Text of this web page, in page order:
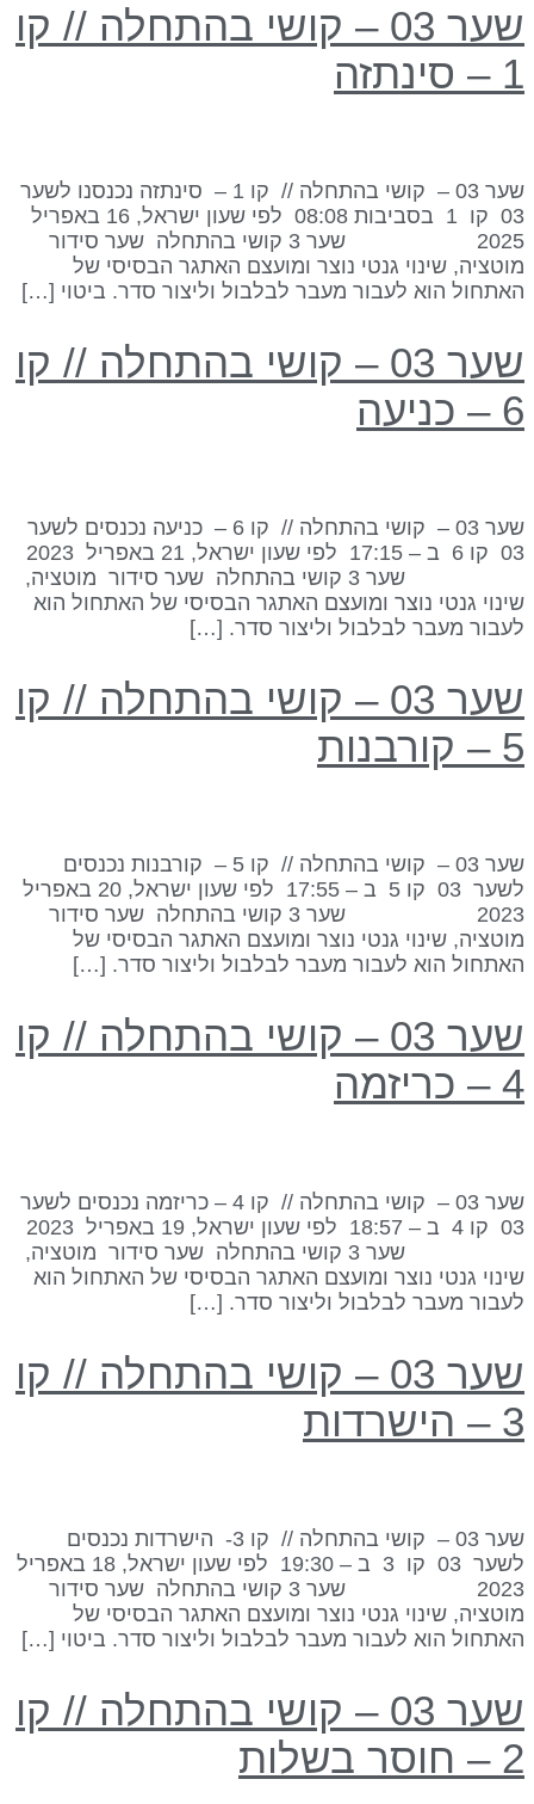
שער 03 – קושי בהתחלה // קו
שער 03 – קושי בהתחלה // קו 1 – סינתזה נכנסנו לשער
03 קו 1 בסביבות 08:08 לפי שעון ישראל, 16 באפריל
2025 שער 3 קושי בהתחלה שער סידור
שינוי גנטי נוצר ומועצם האתגר הבסיסי של
הוא לעבור מעבר לבלבול וליצור סדר. ביטוי […]
שער 03 – קושי בהתחלה // קו
שער 03 – קושי בהתחלה // קו 6 – כניעה נכנסים לשער
03 קו 6 ב – 17:15 לפי שעון ישראל, 21 באפריל 2023
שער 3 קושי בהתחלה שער סידור מוטציה,
גנטי נוצר ומועצם האתגר הבסיסי של האתחול הוא
מעבר לבלבול וליצור סדר. […]
שער 03 – קושי בהתחלה // קו
שער 03 – קושי בהתחלה // קו 5 – קורבנות נכנסים
לשער 03 קו 5 ב – 17:55 לפי שעון ישראל, 20 באפריל
2023 שער 3 קושי בהתחלה שער סידור
שינוי גנטי נוצר ומועצם האתגר הבסיסי של
הוא לעבור מעבר לבלבול וליצור סדר. […]
שער 03 – קושי בהתחלה // קו
שער 03 – קושי בהתחלה // קו 4 – כריזמה נכנסים לשער
03 קו 4 ב – 18:57 לפי שעון ישראל, 19 באפריל 2023
שער 3 קושי בהתחלה שער סידור מוטציה,
גנטי נוצר ומועצם האתגר הבסיסי של האתחול הוא
מעבר לבלבול וליצור סדר. […]
שער 03 – קושי בהתחלה // קו
שער 03 – קושי בהתחלה // קו 3- הישרדות נכנסים
לשער 03 קו 3 ב – 19:30 לפי שעון ישראל, 18 באפריל
2023 שער 3 קושי בהתחלה שער סידור
שינוי גנטי נוצר ומועצם האתגר הבסיסי של
הוא לעבור מעבר לבלבול וליצור סדר. ביטוי […]
שער 03 – קושי בהתחלה // קו
בשלות